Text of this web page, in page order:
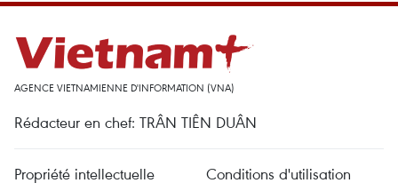
AGENCE VIETNAMIENNE D'INFORMATION (VNA)
Rédacteur en chef: TRÂN TIÊN DUÂN
Propriété intellectuelle
Conditions d'utilisation